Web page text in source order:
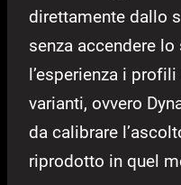
direttamente dallo
senza accendere
l’esperienza i profili
varianti, ovvero
da calibrare
riprodotto in quel